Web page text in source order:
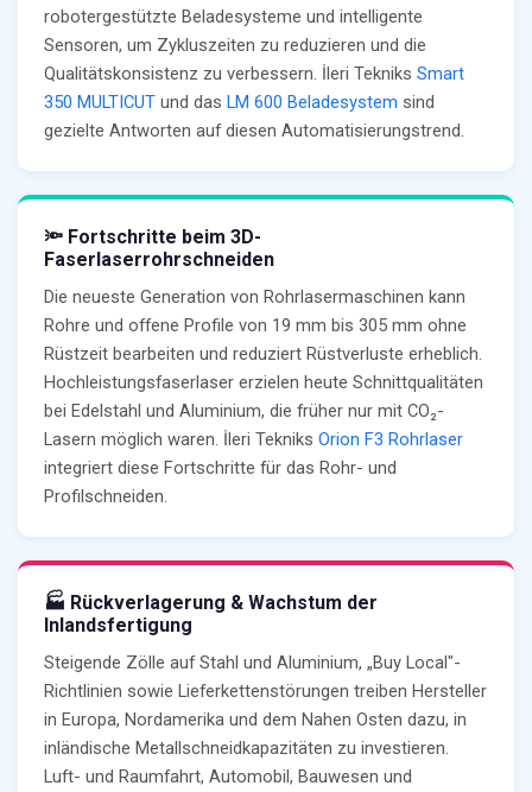
robotergestützte Beladesysteme und intelligente
Sensoren, um Zykluszeiten zu reduzieren und die
Qualitätskonsistenz zu verbessern. İleri Tekniks Smart
350 MULTICUT und das LM 600 Beladesystem sind
gezielte Antworten auf diesen Automatisierungstrend.
🔦 Fortschritte beim 3D-
Faserlaserrohrschneiden
Die neueste Generation von Rohrlasermaschinen kann
Rohre und offene Profile von 19 mm bis 305 mm ohne
Rüstzeit bearbeiten und reduziert Rüstverluste erheblich.
Hochleistungsfaserlaser erzielen heute Schnittqualitäten
bei Edelstahl und Aluminium, die früher nur mit CO₂-
Lasern möglich waren. İleri Tekniks Orion F3 Rohrlaser
integriert diese Fortschritte für das Rohr- und
Profilschneiden.
🏭 Rückverlagerung & Wachstum der
Inlandsfertigung
Steigende Zölle auf Stahl und Aluminium, „Buy Local"-
Richtlinien sowie Lieferkettenstörungen treiben Hersteller
in Europa, Nordamerika und dem Nahen Osten dazu, in
inländische Metallschneidkapazitäten zu investieren.
Luft- und Raumfahrt, Automobil, Bauwesen und